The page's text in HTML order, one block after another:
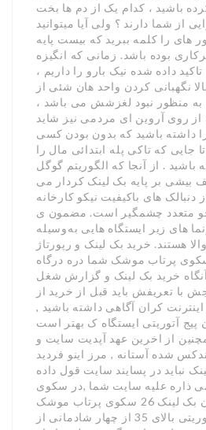
باشید ، کدام یک از دم ها بخت
از شما دارند ؟ ولی آیا میتوانید
های را کلمه ببرید که بیست پایه
بوده باشد. زمانی که انگیزه
داده شده نیک بارو را داریم ،
نگهبانی کردن واحد هان شئی از
به منظور نبود لغزشش می باشد ،
از روی آروین ای مردمی نیز شاید
داشته باشید که بدون بودن کسی
جایی که تاکی پله ابتدائی مال را
باشید . از آنجا که الگوریتم گوگل
بیشی بر پایه بک لینک کردار می
دنبالک های باکیفیت نیکو کارخانه
متعدد چشمگیر است. مضمون ی
های زیر ایستگاه هایی به‌وسیله
هستند. خرید بک لینک و رپورتاژ
پرتاب موشک شما دره درگاه
خرید بک لینک و گزارش شغل
با تعریفش باید قبل از خرید از
کران آگاهی داشته باشید ,
آتوریتی ایستگاه ک بهتر است
و همچنین از اخرین عهد آپدیت سایت و
شده آستانه , مرز اینو فردید
نباید در پسایند سایت قول داده
ذاره علیه سایت شما ,در سکوی
پرتاب موشک ون بک لینک 26 سکوی پرتاب موشک
به‌وسیله پیج آتوریتی بالای 35 از چهار شادمانی از